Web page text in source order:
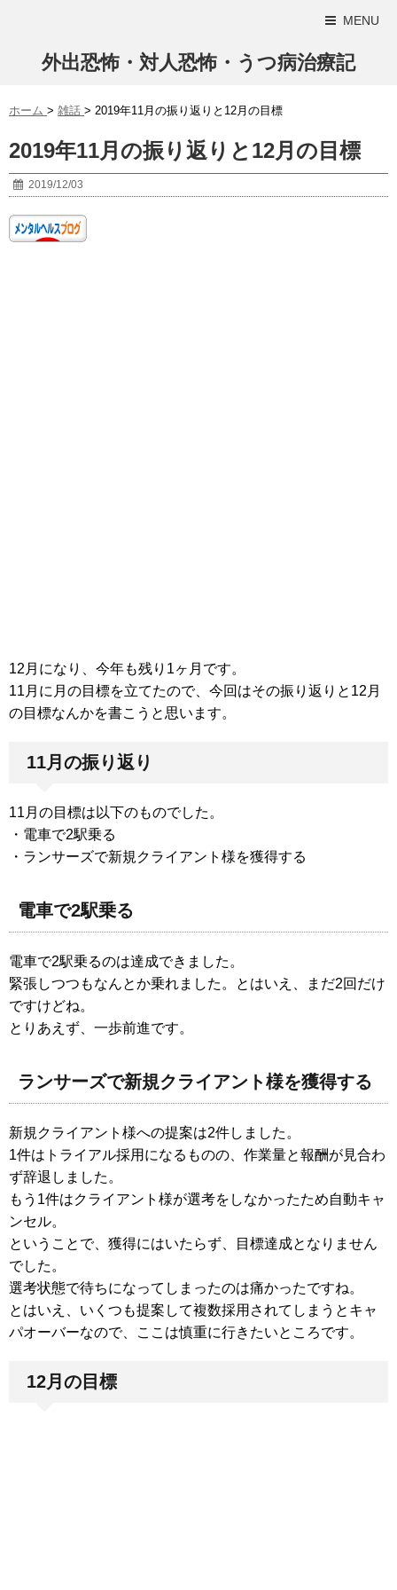
MENU
外出恐怖・対人恐怖・うつ病治療記
ホーム > 雑話 > 2019年11月の振り返りと12月の目標
2019年11月の振り返りと12月の目標
2019/12/03
12月になり、今年も残り1ヶ月です。
11月に月の目標を立てたので、今回はその振り返りと12月
の目標なんかを書こうと思います。
11月の振り返り
11月の目標は以下のものでした。
・電車で2駅乗る
・ランサーズで新規クライアント様を獲得する
電車で2駅乗る
電車で2駅乗るのは達成できました。
緊張しつつもなんとか乗れました。とはいえ、まだ2回だけ
ですけどね。
とりあえず、一歩前進です。
ランサーズで新規クライアント様を獲得する
新規クライアント様への提案は2件しました。
1件はトライアル採用になるものの、作業量と報酬が見合わ
ず辞退しました。
もう1件はクライアント様が選考をしなかったため自動キャ
ンセル。
ということで、獲得にはいたらず、目標達成となりません
でした。
選考状態で待ちになってしまったのは痛かったですね。
とはいえ、いくつも提案して複数採用されてしまうとキャ
パオーバーなので、ここは慎重に行きたいところです。
12月の目標